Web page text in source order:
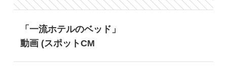
「一流ホテルのベッド」
動画 (スポットCM